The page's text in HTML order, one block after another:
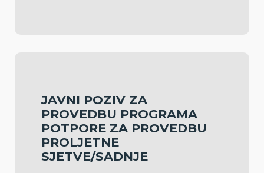
JAVNI POZIV ZA
PROVEDBU PROGRAMA
POTPORE ZA PROVEDBU
PROLJETNE
SJETVE/SADNJE